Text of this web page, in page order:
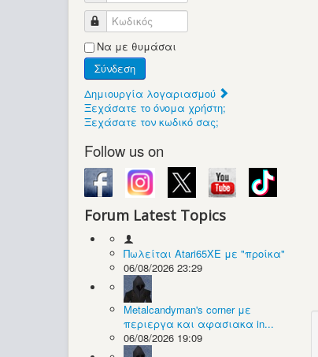
Κωδικός
Να με θυμάσαι
Σύνδεση
Δημιουργία λογαριασμού
Ξεχάσατε το όνομα χρήστη;
Ξεχάσατε τον κωδικό σας;
Follow us on
Forum Latest Topics
Πωλείται Atari65XE με "προίκα"
06/08/2026 23:29
Metalcandyman's corner με
περιεργα και αφασιακα in...
06/08/2026 19:09